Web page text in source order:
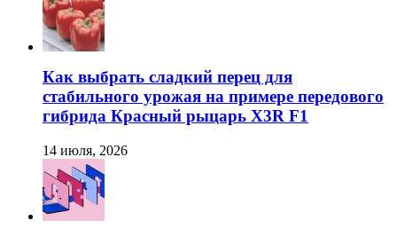
Как выбрать сладкий перец для
стабильного урожая на примере передового
гибрида Красный рыцарь X3R F1
14 июля, 2026